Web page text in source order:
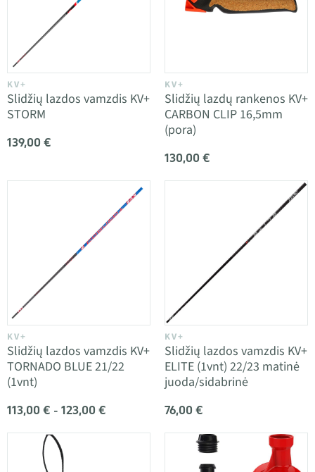
KV+
Slidžių lazdos vamzdis KV+
STORM
139,00 €
KV+
Slidžių lazdų rankenos KV+
CARBON CLIP 16,5mm
(pora)
130,00 €
KV+
Slidžių lazdos vamzdis KV+
TORNADO BLUE 21/22
(1vnt)
113,00 € - 123,00 €
KV+
Slidžių lazdos vamzdis KV+
ELITE (1vnt) 22/23 matinė
juoda/sidabrinė
76,00 €